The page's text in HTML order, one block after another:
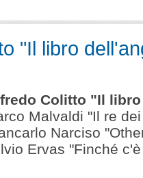
"Il libro
Colitto "Il
Malvaldi "Il re
Narciso
Ervas "Finché